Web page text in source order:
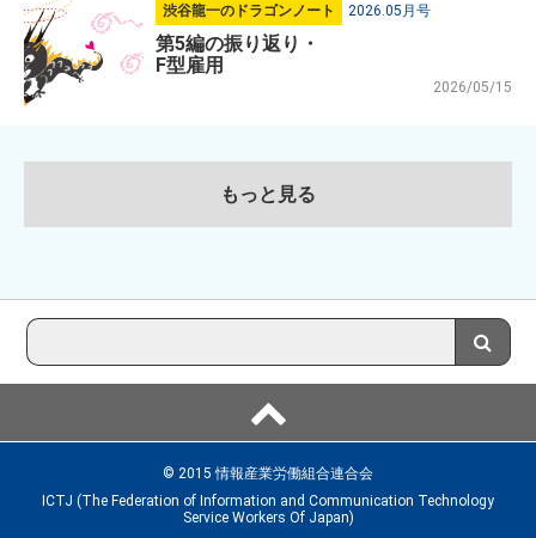
渋谷龍一のドラゴンノート 2026.05月号
2026/05/15
第5編の振り返り・
F型雇用
もっと見る
© 2015 情報産業労働組合連合会
ICTJ (The Federation of Information and Communication Technology
Service Workers Of Japan)